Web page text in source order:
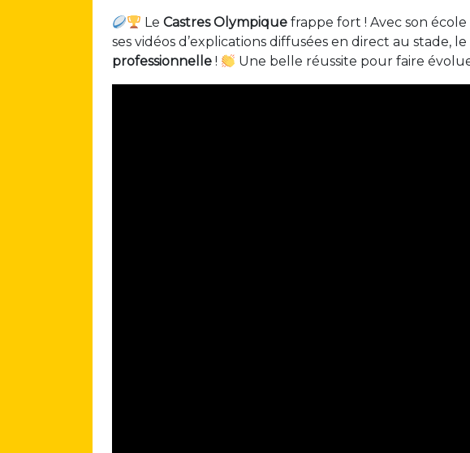
LeCastres Olympique frappe fort ! Avec son
ses vidéos d’explications diffusées en direct au stade,
professionnelle ! Une belle réussite pour faire